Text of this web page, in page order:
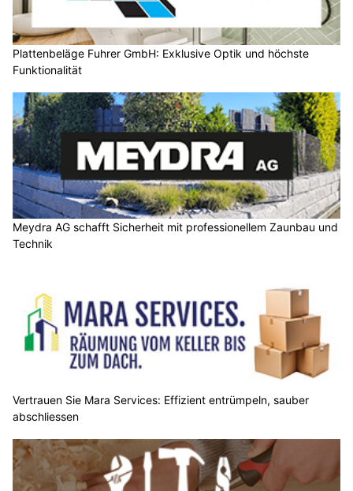
Plattenbeläge Fuhrer GmbH: Exklusive Optik und höchste
Funktionalität
Meydra AG schafft Sicherheit mit professionellem Zaunbau und
Technik
Vertrauen Sie Mara Services: Effizient entrümpeln, sauber
abschliessen